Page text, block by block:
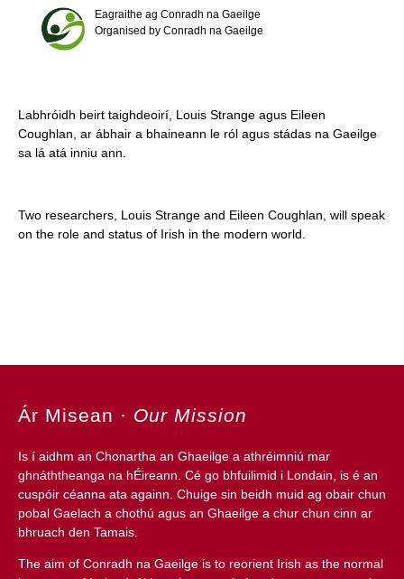
Eagraithe ag Conradh na Gaeilge
Organised by Conradh na Gaeilge
​Labhróidh beirt taighdeoirí, Louis Strange agus Eileen
Coughlan, ar ábhair a bhaineann le ról agus stádas na Gaeilge
sa lá atá inniu ann.
​Two researchers, Louis Strange and Eileen Coughlan, will speak
on the role and status of Irish in the modern world.
Ár Misean · Our Mission
Is í aidhm an Chonartha an Ghaeilge a athréimniú mar
ghnáththeanga na hÉireann. Cé go bhfuilimid i Londain, is é an
cuspóir céanna ata againn. Chuige sin beidh muid ag obair chun
pobal Gaelach a chothú agus an Ghaeilge a chur chun cinn ar
bhruach den Tamais.
The aim of Conradh na Gaeilge is to reorient Irish as the normal